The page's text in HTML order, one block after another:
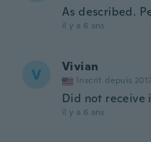
As described.
il y a 6 ans
V Vivian
Inscrit depuis
Did not receive
il y a 6 ans